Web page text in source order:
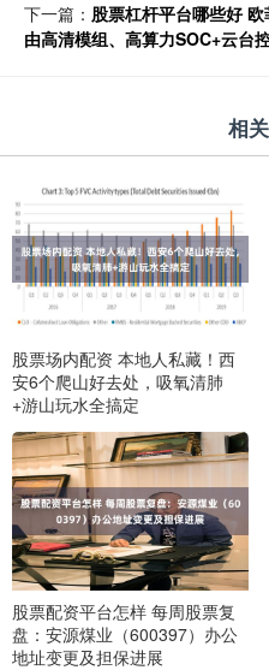
下一篇： 股票杠杆平台哪些好
由高清模组、高算力SOC+云台
相
股票场内配资 本地人私藏！西
安6个爬山好去处，吸氧清肺
+游山玩水全搞定
股票配资平台怎样 每周股票复
盘：安源煤业（600397）办公
地址变更及担保进展